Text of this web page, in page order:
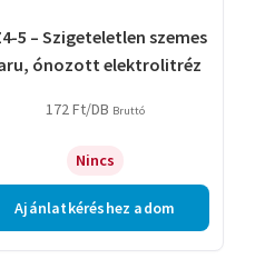
5 – Szigeteletlen szemes
ónozott elektrolitréz
172Ft/DB Bruttó
Nincs
Ajánlatkéréshez adom